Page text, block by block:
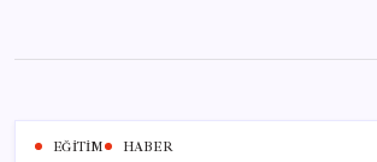
content
EĞITIM HABER